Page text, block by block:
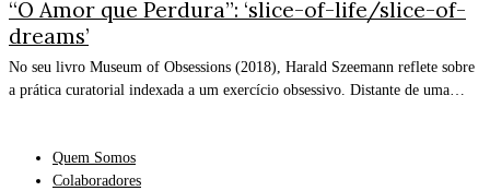
“O Amor que Perdura”: ‘slice-of-life/slice-of-
dreams’
No seu livro Museum of Obsessions (2018), Harald Szeemann reflete sobre
a prática curatorial indexada a um exercício obsessivo. Distante de uma…
Quem Somos
Colaboradores